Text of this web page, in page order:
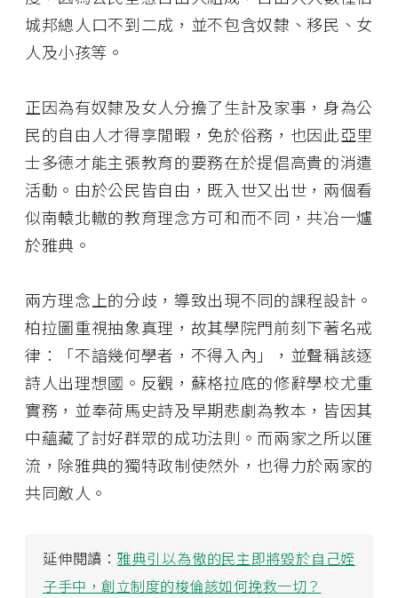
城邦總人口不到二成，並不包含奴隸、移民、女
人及小孩等。
正因為有奴隸及女人分擔了生計及家事，身為公
民的自由人才得享閒暇，免於俗務，也因此亞里
士多德才能主張教育的要務在於提倡高貴的消遣
活動。由於公民皆自由，既入世又出世，兩個看
似南轅北轍的教育理念方可和而不同，共冶一爐
於雅典。
兩方理念上的分歧，導致出現不同的課程設計。
柏拉圖重視抽象真理，故其學院門前刻下著名戒
律：「不諳幾何學者，不得入內」，並聲稱該逐
詩人出理想國。反觀，蘇格拉底的修辭學校尤重
實務，並奉荷馬史詩及早期悲劇為教本，皆因其
中蘊藏了討好群眾的成功法則。而兩家之所以匯
流，除雅典的獨特政制使然外，也得力於兩家的
共同敵人。
延伸閱讀： 雅典引以為傲的民主即將毀於自己姪
子手中，創立制度的梭倫該如何挽救一切？